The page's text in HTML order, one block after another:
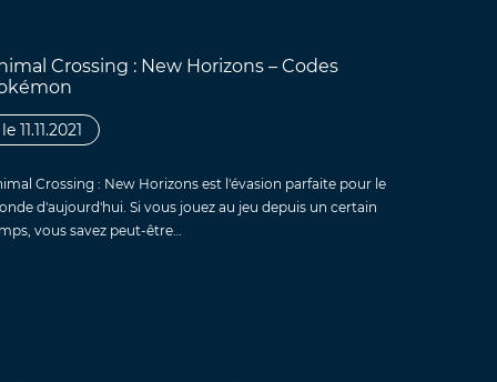
Crossing : New Horizons – Codes
le 11.11.2021
Crossing : New Horizons est l'évasion parfaite pour le
d'aujourd'hui. Si vous jouez au jeu depuis un certain
vous savez peut-être…